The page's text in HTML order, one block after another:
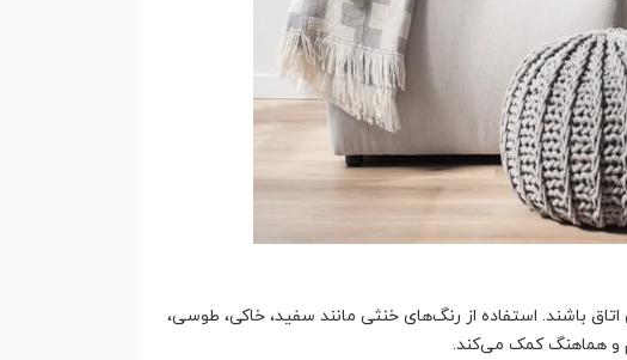
باشند. استفاده از رنگ‌های خنثی مانند سفید، خاکی، طوسی،
و هماهنگ کمک می‌کند.